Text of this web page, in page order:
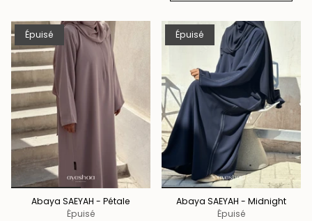
Épuisé
Abaya SAEYAH - Pétale
Épuisé
Épuisé
Abaya SAEYAH - Midnight
Épuisé